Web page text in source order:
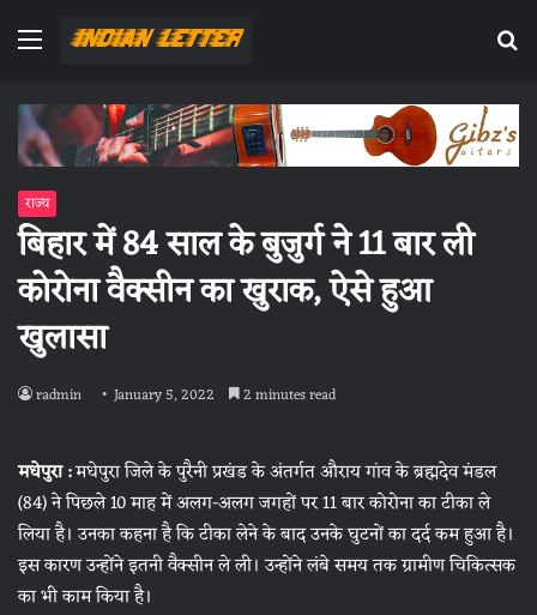
Menu
राज्य
बिहार में 84 साल के बुजुर्ग ने 11 बार ली
कोरोना वैक्सीन का खुराक, ऐसे हुआ
खुलासा
radmin January 5, 2022 2 minutes read
मधेपुरा :मधेपुरा जिले के पुरैनी प्रखंड के अंतर्गत औराय गांव के ब्रह्मदेव मंडल
(84) ने पिछले 10 माह में अलग-अलग जगहों पर 11 बार कोरोना का टीका ले
लिया है। उनका कहना है कि टीका लेने के बाद उनके घुटनों का दर्द कम हुआ है।
इस कारण उन्होंने इतनी वैक्सीन ले ली। उन्होंने लंबे समय तक ग्रामीण चिकित्सक
का भी काम किया है।